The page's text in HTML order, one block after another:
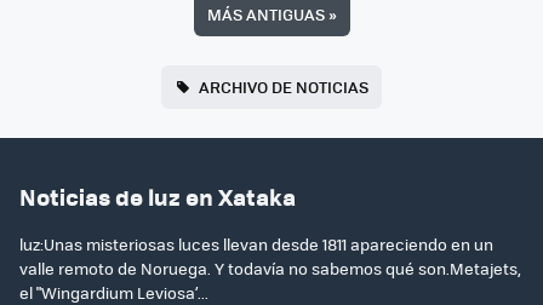
MÁS ANTIGUAS»
ARCHIVO DE NOTICIAS
Noticias de luz en Xataka
luz:Unas misteriosas luces llevan desde 1811 apareciendo en un
valle remoto de Noruega. Y todavía no sabemos qué son.Metajets,
el "Wingardium Leviosa’...